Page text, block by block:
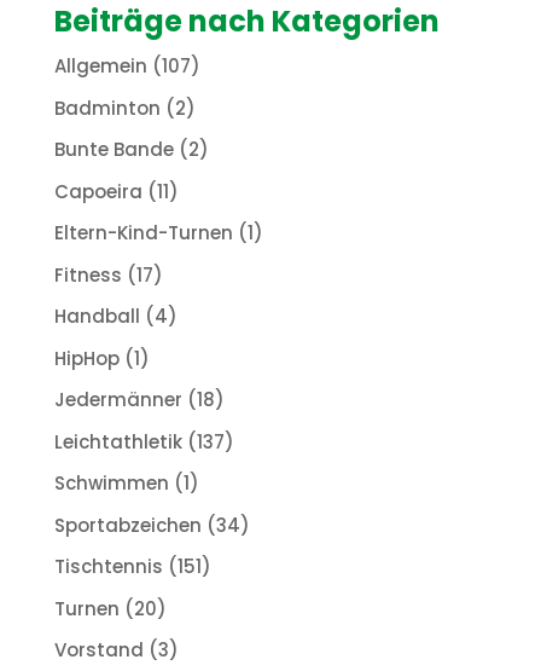
Beiträge nach Kategorien
Allgemein (107)
Badminton (2)
Bunte Bande(2)
Capoeira (11)
Eltern-Kind-Turnen (1)
Fitness (17)
Handball (4)
HipHop(1)
Jedermänner (18)
Leichtathletik(137)
Schwimmen (1)
Sportabzeichen (34)
Tischtennis (151)
Turnen (20)
Vorstand (3)